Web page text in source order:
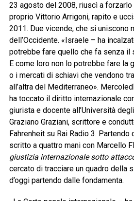
23 agosto del 2008, riuscì a forzarlo
proprio Vittorio Arrigoni, rapito e
2011. Due vicende, che si uniscono
dell’Occidente. «Israele – ha
potrebbe fare quello che fa senza il
E come loro non lo potrebbe fare la
o i mercati di schiavi che vendono
all’altra del Mediterraneo».
ha toccato il diritto internazionale
giurista e docente all’Università
Graziano Graziani, scrittore e
Fahrenheit su Rai Radio 3.
scritto a quattro mani con Marcello
giustizia internazionale sotto
cercato di tracciare un quadro della
d’oggi partendo dalle fondamenta.